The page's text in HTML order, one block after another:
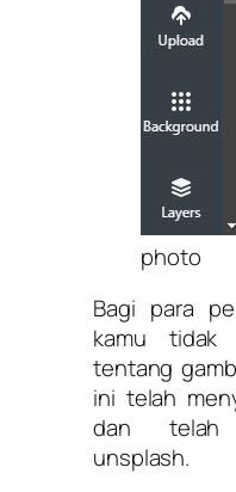
photo
Bagi para
kamu tidak
tentang
ini telah
dan telah
unsplash.